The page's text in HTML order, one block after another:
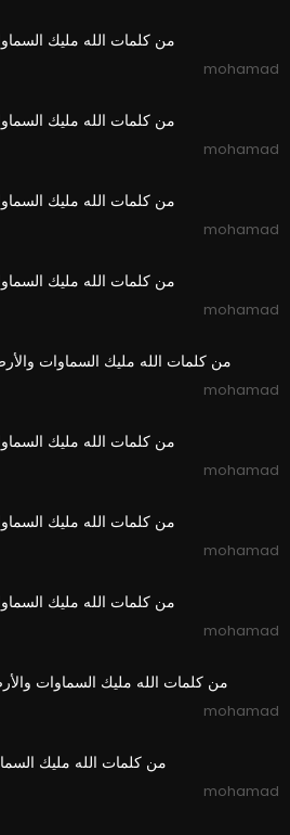
من كلمات الله مليك السماوات
mohamad
من كلمات الله مليك السماوات
mohamad
من كلمات الله مليك السماوات
mohamad
من كلمات الله مليك السماوات
mohamad
من كلمات الله مليك السماوات والأرض حلقة
mohamad
من كلمات الله مليك السماوات
mohamad
من كلمات الله مليك السماوات
mohamad
من كلمات الله مليك السماوات
mohamad
من كلمات الله مليك السماوات والأرض - ١٠ وليس ٩ -
mohamad
من كلمات الله مليك السماوات
mohamad